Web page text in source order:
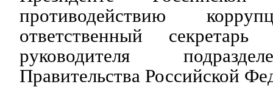
противодействию
ответственный
руководителя
Правительства Российской